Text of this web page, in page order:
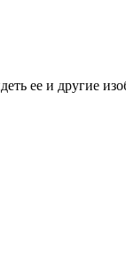
ее и другие